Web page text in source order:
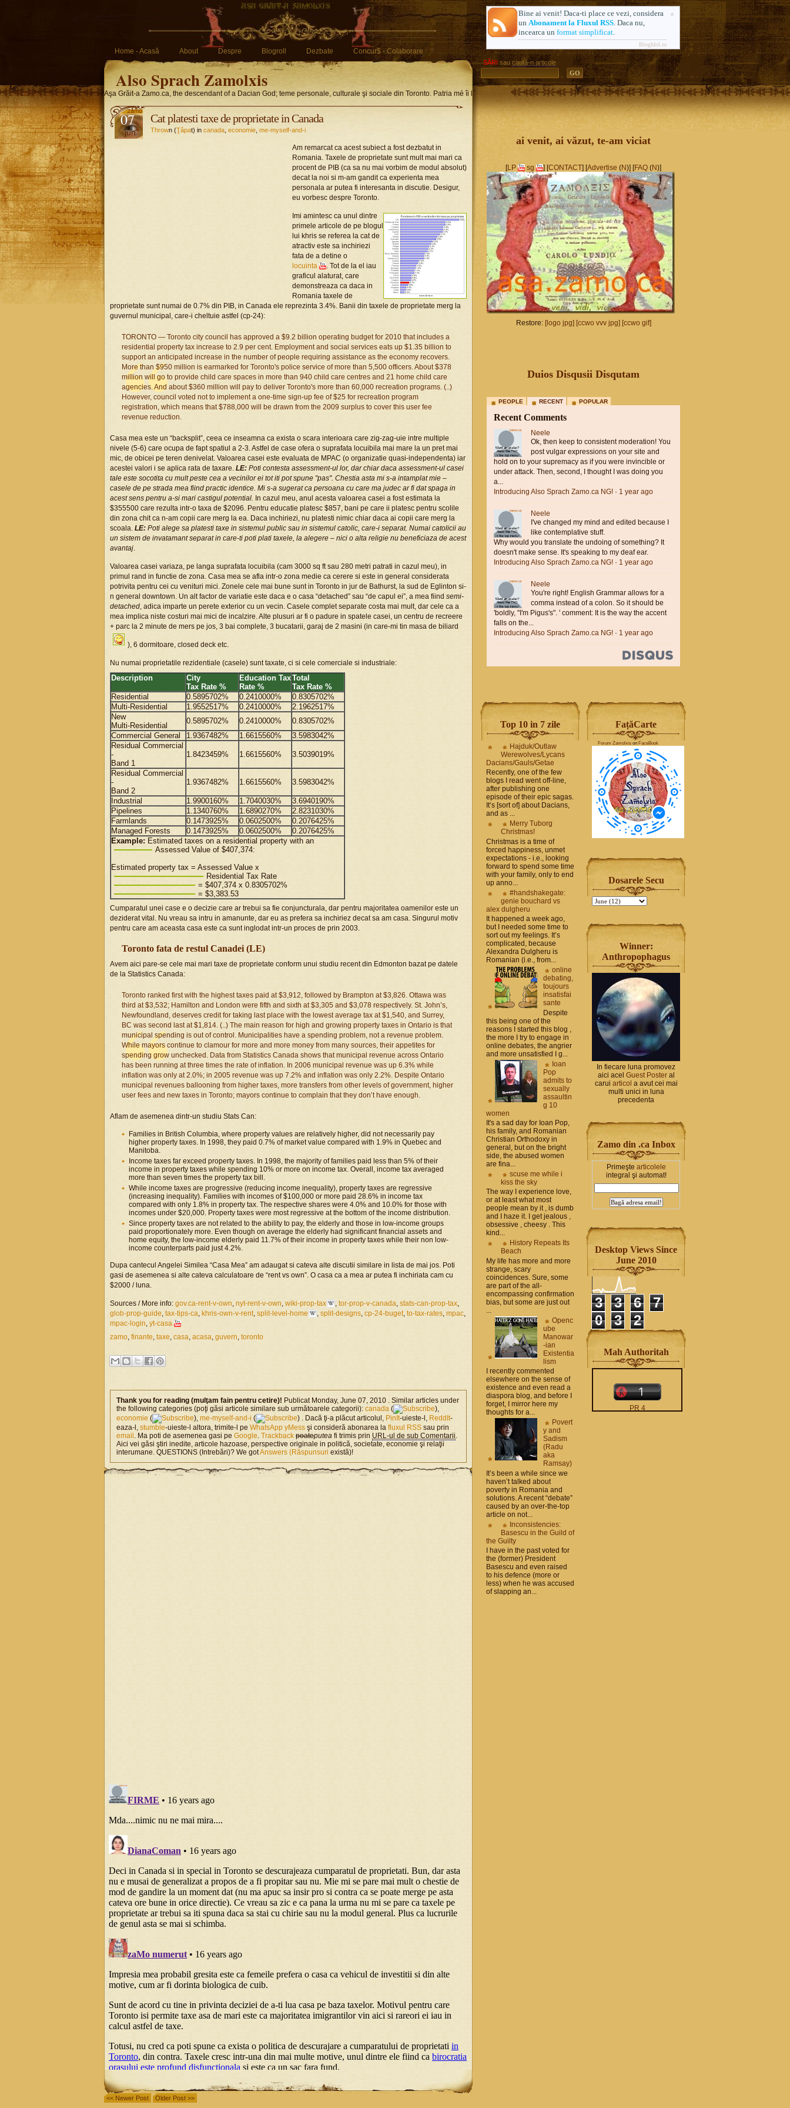
Home - Acasă About Despre Blogroll Dezbate Concur$ - Colaborare
Also Sprach Zamolxis
Aşa Grăit-a Zamo.ca, the descendant of a Dacian God; teme personale, culturale şi sociale din Toronto. Patria mé îi limba romgleză. Formerly AlsoSprachZamolxis.com
SĂRI sau caută-n articole
Bine ai venit! Daca-ti place ce vezi, considera
un Abonament la Fluxul RSS. Daca nu,
incearca un format simplificat.
BlogIdol.ro
07
jun
Cat platesti taxe de proprietate in Canada
Thrown (Ţâpat) in canada economie me-myself-and-i
Am remarcat ca acest subiect a fost dezbatut in
Romania. Taxele de proprietate sunt mult mai mari ca
procent de PIB (ca sa nu mai vorbim de modul absolut)
decat la noi si m-am gandit ca experienta mea
personala ar putea fi interesanta in discutie. Desigur,
eu vorbesc despre Toronto.
Imi amintesc ca unul dintre
primele articole de pe blogul
lui khris se referea la cat de
atractiv este sa inchiriezi
fata de a detine o
locuinta
. Tot de la el iau
graficul alaturat, care
demonstreaza ca daca in
Romania taxele de
proprietate sunt numai de 0.7% din PIB, in Canada ele reprezinta 3.4%. Banii din taxele de proprietate merg la
guvernul municipal, care-i cheltuie astfel (cp-24):
TORONTO — Toronto city council has approved a $9.2 billion operating budget for 2010 that includes a
residential property tax increase to 2.9 per cent. Employment and social services eats up $1.35 billion to
support an anticipated increase in the number of people requiring assistance as the economy recovers.
More than $950 million is earmarked for Toronto's police service of more than 5,500 officers. About $378
million will go to provide child care spaces in more than 940 child care centres and 21 home child care
agencies. And about $360 million will pay to deliver Toronto's more than 60,000 recreation programs. (..)
However, council voted not to implement a one-time sign-up fee of $25 for recreation program
registration, which means that $788,000 will be drawn from the 2009 surplus to cover this user fee
revenue reduction.
Casa mea este un “backsplit”, ceea ce inseamna ca exista o scara interioara care zig-zag-uie intre multiple
nivele (5-6) care ocupa de fapt spatiul a 2-3. Astfel de case ofera o suprafata locuibila mai mare la un pret mai
mic, de obicei pe teren denivelat. Valoarea casei este evaluata de MPAC (o organizatie quasi-independenta) iar
acestei valori i se aplica rata de taxare. LE: Poti contesta assessment-ul lor, dar chiar daca assessment-ul casei
tale este socotita cu mult peste cea a vecinilor ei tot iti pot spune "pas". Chestia asta mi s-a intamplat mie –
casele de pe strada mea fiind practic identice. Mi s-a sugerat ca persoana cu care ma judec ar fi dat spaga in
acest sens pentru a-si mari castigul potential. In cazul meu, anul acesta valoarea casei a fost estimata la
$355500 care rezulta intr-o taxa de $2096. Pentru educatie platesc $857, bani pe care ii platesc pentru scolile
din zona chit ca n-am copii care merg la ea. Daca inchiriezi, nu platesti nimic chiar daca ai copii care merg la
scoala. LE: Poti alege sa platesti taxe in sistemul public sau in sistemul catolic, care-i separat. Numai catolicii au
un sistem de invatamant separat in care-ti poti plati taxele, la alegere – nici o alta religie nu beneficiaza de acest
avantaj.
Valoarea casei variaza, pe langa suprafata locuibila (cam 3000 sq ft sau 280 metri patrati in cazul meu), in
primul rand in functie de zona. Casa mea se afla intr-o zona medie ca cerere si este in general considerata
potrivita pentru cei cu venituri mici. Zonele cele mai bune sunt in Toronto in jur de Bathurst, la sud de Eglinton si-
n general downtown. Un alt factor de variatie este daca e o casa “detached” sau “de capul ei”, a mea fiind semi-
detached, adica imparte un perete exterior cu un vecin. Casele complet separate costa mai mult, dar cele ca a
mea implica niste costuri mai mici de incalzire. Alte plusuri ar fi o padure in spatele casei, un centru de recreere
+ parc la 2 minute de mers pe jos, 3 bai complete, 3 bucatarii, garaj de 2 masini (in care-mi tin masa de biliard
), 6 dormitoare, closed deck etc.
Nu numai proprietatile rezidentiale (casele) sunt taxate, ci si cele comerciale si industriale:
Description
City
Tax Rate %
Education Tax
Rate %
Total
Tax Rate %
Residential
0.5895702% 0.2410000%
0.8305702%
Multi-Residential
1.9552517% 0.2410000%
2.1962517%
New
Multi-Residential
0.5895702% 0.2410000%
0.8305702%
Commercial General
1.9367482% 1.6615560%
3.5983042%
Residual Commercial
-
Band 1
1.8423459% 1.6615560% 3.5039019%
Residual Commercial
-
Band 2
1.9367482% 1.6615560% 3.5983042%
Industrial 1.9900160% 1.7040030%
3.6940190%
Pipelines
1.1340760% 1.6890270%
2.8231030%
Farmlands
0.1473925% 0.0602500%
0.2076425%
Managed Forests
0.1473925% 0.0602500%
0.2076425%
Example: Estimated taxes on a residential property with an
Assessed Value of $407,374:
Estimated property tax = Assessed Value x
Residential Tax Rate
= $407,374 x 0.8305702%
= $3,383.53
Cumparatul unei case e o decizie care ar trebui sa fie conjuncturala, dar pentru majoritatea oamenilor este un
deziderat vital. Nu vreau sa intru in amanunte, dar eu as prefera sa inchiriez decat sa am casa. Singurul motiv
pentru care am aceasta casa este ca sunt inglodat intr-un proces de prin 2003.
Toronto fata de restul Canadei (LE)
Avem aici pare-se cele mai mari taxe de proprietate conform unui studiu recent din Edmonton bazat pe datele
de la Statistics Canada:
Toronto ranked first with the highest taxes paid at $3,912, followed by Brampton at $3,826. Ottawa was
third at $3,532; Hamilton and London were fifth and sixth at $3,305 and $3,078 respectively. St. John’s,
Newfoundland, deserves credit for taking last place with the lowest average tax at $1,540, and Surrey,
BC was second last at $1,814. (..) The main reason for high and growing property taxes in Ontario is that
municipal spending is out of control. Municipalities have a spending problem, not a revenue problem.
While mayors continue to clamour for more and more money from many sources, their appetites for
spending grow unchecked. Data from Statistics Canada shows that municipal revenue across Ontario
has been running at three times the rate of inflation. In 2006 municipal revenue was up 6.3% while
inflation was only at 2.0%; in 2005 revenue was up 7.2% and inflation was only 2.2%. Despite Ontario
municipal revenues ballooning from higher taxes, more transfers from other levels of government, higher
user fees and new taxes in Toronto; mayors continue to complain that they don’t have enough.
Aflam de asemenea dintr-un studiu Stats Can:
Families in British Columbia, where property values are relatively higher, did not necessarily pay
higher property taxes. In 1998, they paid 0.7% of market value compared with 1.9% in Quebec and
Manitoba.
Income taxes far exceed property taxes. In 1998, the majority of families paid less than 5% of their
income in property taxes while spending 10% or more on income tax. Overall, income tax averaged
more than seven times the property tax bill.
While income taxes are progressive (reducing income inequality), property taxes are regressive
(increasing inequality). Families with incomes of $100,000 or more paid 28.6% in income tax
compared with only 1.8% in property tax. The respective shares were 4.0% and 10.0% for those with
incomes under $20,000. Property taxes were most regressive at the bottom of the income distribution.
Since property taxes are not related to the ability to pay, the elderly and those in low-income groups
paid proportionately more. Even though on average the elderly had significant financial assets and
home equity, the low-income elderly paid 11.7% of their income in property taxes while their non low-
income counterparts paid just 4.2%.
Dupa cantecul Angelei Similea “Casa Mea” am adaugat si cateva alte discutii similare in lista de mai jos. Poti
gasi de asemenea si alte cateva calculatoare de “rent vs own”. O casa ca a mea ar putea fi inchiriata cam cu
$2000 / luna.
Sources / More info: gov.ca-rent-v-own, nyt-rent-v-own, wiki-prop-tax , tor-prop-v-canada, stats-can-prop-tax,
glob-prop-guide, tax-tips-ca, khris-own-v-rent, split-level-home , split-designs, cp-24-buget, to-tax-rates, mpac,
mpac-login, yt-casa
zamo, finante, taxe, casa, acasa, guvern, toronto
Thank you for reading (mulţam fain pentru cetire)! Publicat Monday, June 07, 2010 . Similar articles under
the following categories (poţi găsi articole similare sub următoarele categorii): canada (
),
economie ( ), me-myself-and-i ( ) . Dacă ţi-a plăcut articolul, PinIt-uieste-l, ReddIt-
eaza-l, stumble-uieste-l altora, trimite-l pe WhatsApp yMess şi consideră abonarea la fluxul RSS sau prin
email . Ma poti de asemenea gasi pe Google. Trackback poateputea fi trimis prin URL-ul de sub Comentarii.
Aici vei găsi ştiri inedite, articole hazoase, perspective originale in politică, societate, economie şi relaţii
interumane. QUESTIONS (Intrebări)? We gotAnswers (Răspunsuri există)!
<< Newer Post Older Post >>
ai venit, ai văzut, te-am viciat
[LP sg ] [CONTACT] [Advertise (N)] [FAQ (N)]
Restore: [logo jpg] [ccwo vvv jpg] [ccwo gif]
Duios Disqusii Disqutam
PEOPLE RECENT POPULAR
Recent Comments
Neele
Ok, then keep to consistent moderation! You
post vulgar expressions on your site and
hold on to your supremacy as if you were invincible or
under attack. Then, second, I thought I was doing you
a...
Introducing Also Sprach Zamo.ca NG! · 1 year ago
Neele
I've changed my mind and edited because I
like contemplative stuff.
Why would you translate the undoing of something? It
doesn't make sense. It's speaking to my deaf ear.
Introducing Also Sprach Zamo.ca NG! · 1 year ago
Neele
You're right! English Grammar allows for a
comma instead of a colon. So it should be
'boldly, "I'm Pigus's". ' comment: It is the way the accent
falls on the...
Introducing Also Sprach Zamo.ca NG! · 1 year ago
Top 10 in 7 zile
Hajduk/Outlaw
Werewolves/Lycans
Dacians/Gauls/Getae
Recently, one of the few
blogs I read went off-line,
after publishing one
episode of their epic sagas.
It’s [sort of] about Dacians,
and as ...
Merry Tuborg
Christmas!
Christmas is a time of
forced happiness, unmet
expectations - i.e., looking
forward to spend some time
with your family, only to end
up anno...
#handshakegate:
genie bouchard vs
alex dulgheru
It happened a week ago,
but I needed some time to
sort out my feelings. It’s
complicated, because
Alexandra Dulgheru is
Romanian (i.e., from...
online
debating,
toujours
insatisfai
sante
Despite
this being one of the
reasons I started this blog ,
the more I try to engage in
online debates, the angrier
and more unsatisfied I g...
Ioan
Pop
admits to
sexually
assaultin
g 10
women
It's a sad day for Ioan Pop,
his family, and Romanian
Christian Orthodoxy in
general, but on the bright
side, the abused women
are fina...
scuse me while i
kiss the sky
The way I experience love,
or at least what most
people mean by it , is dumb
and I haze it. I get jealous ,
obsessive , cheesy . This
kind...
History Repeats Its
Beach
My life has more and more
strange, scary
coincidences. Sure, some
are part of the all-
encompassing confirmation
bias, but some are just out
Openc
ube
Manowar
-ian
Existentia
lism
I recently commented
elsewhere on the sense of
existence and even read a
diaspora blog, and before I
forget, I mirror here my
thoughts for a...
Povert
y and
Sadism
(Radu
aka
Ramsay)
It’s been a while since we
haven’t talked about
poverty in Romania and
solutions. A recent “debate”
caused by an over-the-top
article on not...
Inconsistencies:
Basescu in the Guild of
the Guilty
I have in the past voted for
the (former) President
Basescu and even raised
to his defence (more or
less) when he was accused
of slapping an...
FaṭăCarte
Forum Zamolxis on FaceBook
Dosarele Secu
Winner:
Anthropophagus
In fiecare luna promovez
aici acel Guest Posteral
carui articol a avut cei mai
multi unici in luna
precedenta
Zamo din .ca Inbox
Primeşte articolele
integral şi automat!
Desktop Views Since
June 2010
3 3 6
7
0
3 2
Mah Authoritah
PR 4